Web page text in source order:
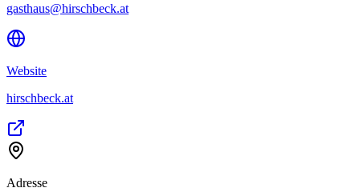
gasthaus@hirschbeck.at
Website
hirschbeck.at
Adresse